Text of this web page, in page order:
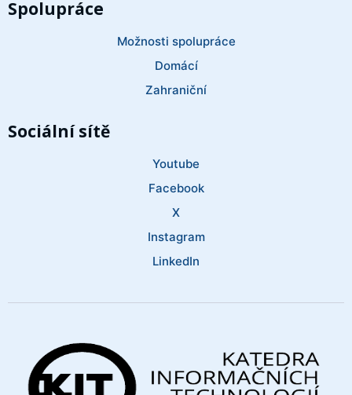
Spolupráce
Možnosti spolupráce
Domácí
Zahraniční
Sociální sítě
Youtube
Facebook
X
Instagram
LinkedIn